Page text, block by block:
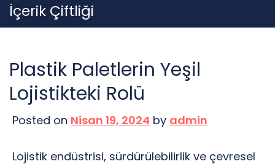
Skip
to
İçerik Çiftliği
Plastik Paletlerin Yeşil
Lojistikteki Rolü
Posted on Nisan 19, 2024 by admin
Lojistik endüstrisi, sürdürülebilirlik ve çevresel